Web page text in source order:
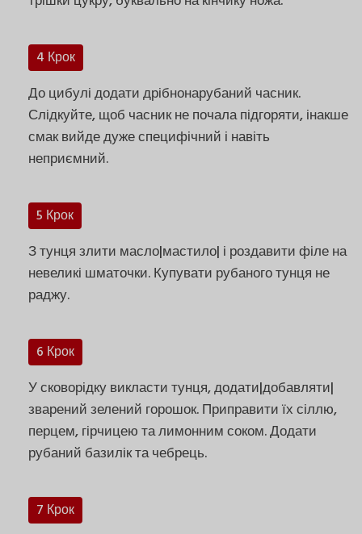
4 Крок
До цибулі додати дрібнонарубаний часник.
Слідкуйте, щоб часник не почала підгоряти, інакше
смак вийде дуже специфічний і навіть
неприємний.
5 Крок
З тунця злити масло|мастило| і роздавити філе на
невеликі шматочки. Купувати рубаного тунця не
раджу.
6 Крок
У сковорідку викласти тунця, додати|добавляти|
зварений зелений горошок. Приправити їх сіллю,
перцем, гірчицею та лимонним соком. Додати
рубаний базилік та чебрець.
7 Крок